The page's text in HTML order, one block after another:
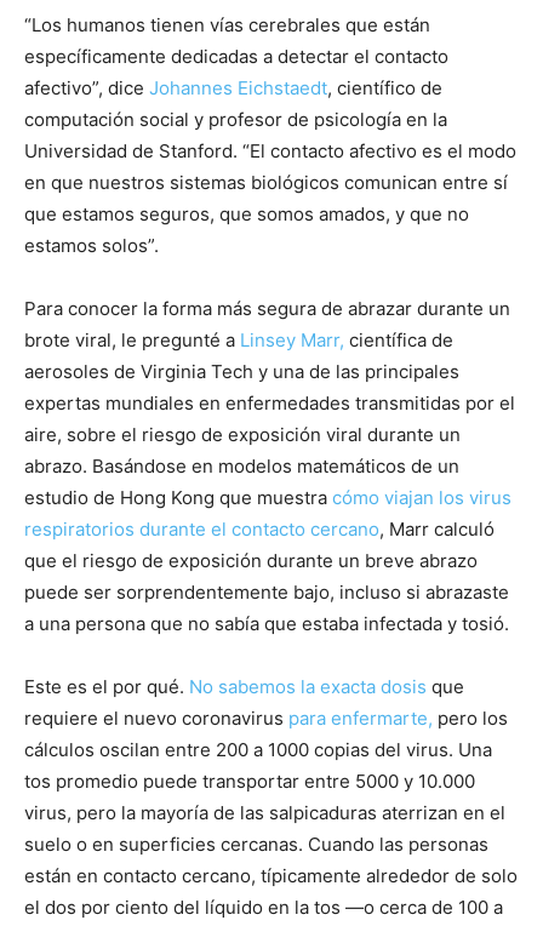
“Los humanos tienen vías cerebrales que están
específicamente dedicadas a detectar el contacto
afectivo”, dice Johannes Eichstaedt, científico de
computación social y profesor de psicología en la
Universidad de Stanford. “El contacto afectivo es el modo
en que nuestros sistemas biológicos comunican entre sí
que estamos seguros, que somos amados, y que no
estamos solos”.
Para conocer la forma más segura de abrazar durante un
brote viral, le pregunté a Linsey Marr, científica de
aerosoles de Virginia Tech y una de las principales
expertas mundiales en enfermedades transmitidas por el
aire, sobre el riesgo de exposición viral durante un
abrazo. Basándose en modelos matemáticos de un
estudio de Hong Kong que muestra cómo viajan los virus
respiratorios durante el contacto cercano, Marr calculó
que el riesgo de exposición durante un breve abrazo
puede ser sorprendentemente bajo, incluso si abrazaste
a una persona que no sabía que estaba infectada y tosió.
Este es el por qué. No sabemos la exacta dosis que
requiere el nuevo coronavirus para enfermarte, pero los
cálculos oscilan entre 200 a 1000 copias del virus. Una
tos promedio puede transportar entre 5000 y 10.000
virus, pero la mayoría de las salpicaduras aterrizan en el
suelo o en superficies cercanas. Cuando las personas
están en contacto cercano, típicamente alrededor de solo
el dos por ciento del líquido en la tos —o cerca de 100 a